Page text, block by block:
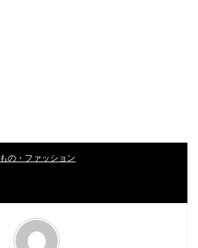
もの・ファッション